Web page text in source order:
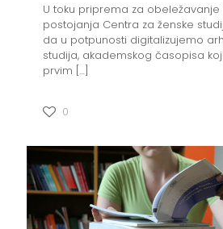
U toku priprema za
postojanja Centra za ženske
da u potpunosti digitalizujemo
studija, akademskog časopisa
prvim […]
0